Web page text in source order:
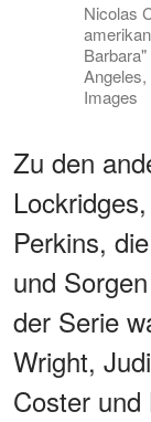
Nicolas
Images
Zu den
Perkins,
und
der Serie
Wright,
Coster und